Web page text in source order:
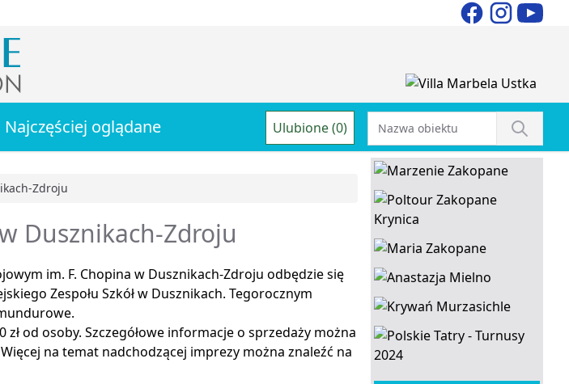
Najczęściej oglądane Ulubione (0)
Zdroju
Dusznikach-Zdroju
im. F. Chopina w Dusznikach-Zdroju odbędzie się
Zespołu Szkół w Dusznikach. Tegorocznym
od osoby. Szczegółowe informacje o sprzedaży można
na temat nadchodzącej imprezy można znaleźć na